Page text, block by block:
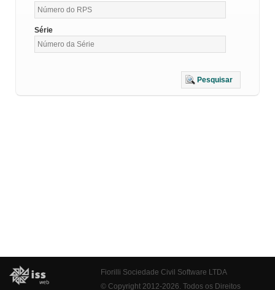
Série
Pesquisar
Fiorilli Sociedade Civil Software LTDA
© Copyright 2012-2026. Todos os Direitos